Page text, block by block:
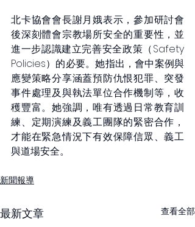
北卡協會會長謝月娥表示，參加研討會
後深刻體會宗教場所安全的重要性，並
進一步認識建立完善安全政策（Safety
Policies）的必要。她指出，會中案例與
應變策略分享涵蓋預防仇恨犯罪、突發
事件處理及與執法單位合作機制等，收
穫豐富。她強調，唯有透過日常教育訓
練、定期演練及義工團隊的緊密合作，
才能在緊急情況下有效保障信眾、義工
與道場安全。
新聞報導
最新文章 查看全部